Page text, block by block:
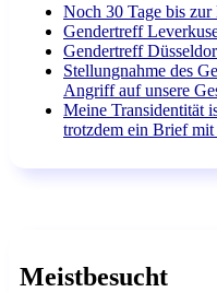
Noch 30 Tage bis
Gendertreff
Gendertreff
Stellungnahme des
Angriff auf unsere
Meine Transidentität
trotzdem ein Brief mit
Meistbesucht